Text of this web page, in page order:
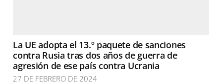
La UE adopta el 13.º paquete de sanciones
contra Rusia tras dos años de guerra de
agresión de ese país contra Ucrania
27 DE FEBRERO DE 2024